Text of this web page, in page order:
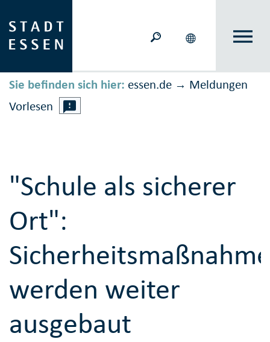
Sie befinden sich hier: essen.de → Meldungen
Vorlesen
"Schule als sicherer
Ort":
werden weiter
ausgebaut